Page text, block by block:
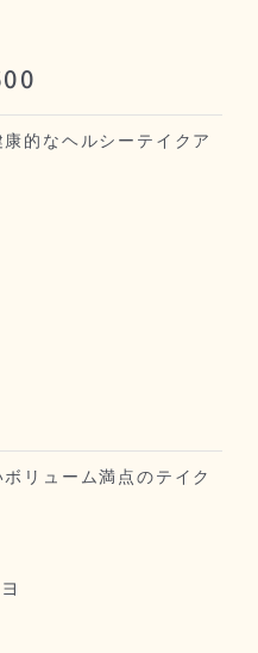
的なヘルシーテイクア
リューム満点のテイク